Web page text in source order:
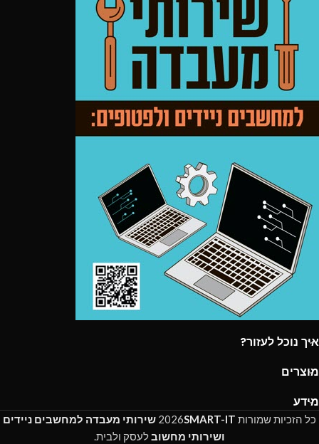
איך נוכל לעזור?
מוצרים
מידע
כל הזכיות שמורות 2026SMART-IT
שירותי מעבדה למחשבים ניידים
ושירותי מחשובלעסק ולבית.